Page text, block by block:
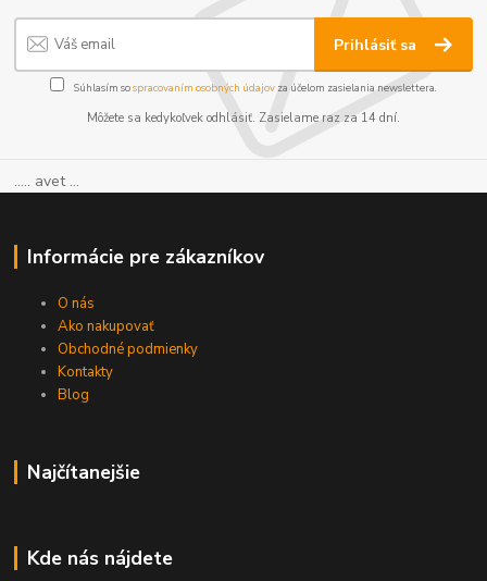
Prihlásiť sa
Súhlasím sospracovaním osobných údajov za účelom zasielania newslettera.
Môžete sa kedykoľvek odhlásiť. Zasielame raz za 14 dní.
..... avet ...
Informácie pre zákazníkov
O nás
Ako nakupovať
Obchodné podmienky
Kontakty
Blog
Najčítanejšie
Kde nás nájdete